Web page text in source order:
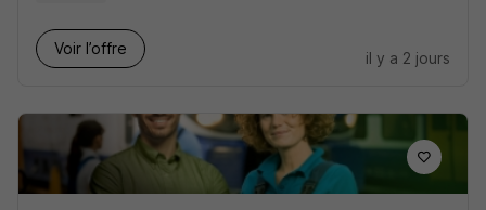
Voir l’offre
il y a 2 jours